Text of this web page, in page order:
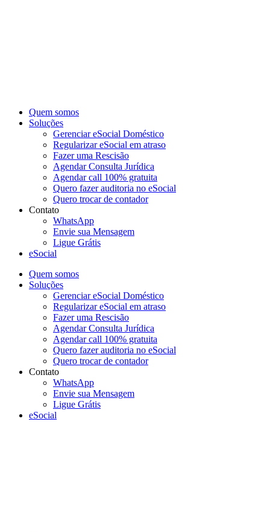
Quem somos
Soluções
Gerenciar eSocial Doméstico
Regularizar eSocial em atraso
Fazer uma Rescisão
Agendar Consulta Jurídica
Agendar call 100% gratuita
Quero fazer auditoria no eSocial
Quero trocar de contador
Contato
WhatsApp
Envie sua Mensagem
Ligue Grátis
eSocial
Quem somos
Soluções
Gerenciar eSocial Doméstico
Regularizar eSocial em atraso
Fazer uma Rescisão
Agendar Consulta Jurídica
Agendar call 100% gratuita
Quero fazer auditoria no eSocial
Quero trocar de contador
Contato
WhatsApp
Envie sua Mensagem
Ligue Grátis
eSocial